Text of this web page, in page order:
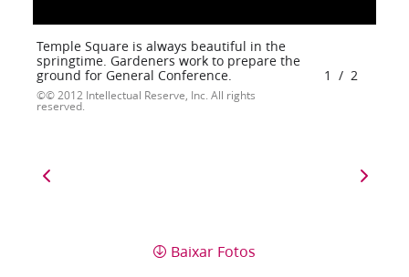
Temple Square is always beautiful in the
springtime. Gardeners work to prepare the
ground for General Conference.
© 2012 Intellectual Reserve, Inc. All rights
reserved.
1 / 2
Baixar Fotos